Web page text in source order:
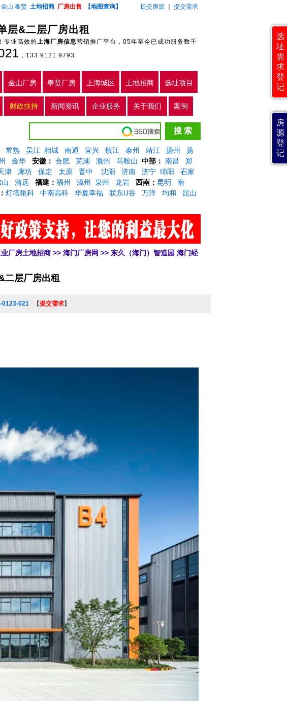
金山 奉贤 土地招商 厂房出售 【地图查询】 提交房源 提交需求
层&二层厂房出租
专业高效的上海厂房信息营销推广平台，05年至今已成功服务数千
，133 9121 9793
金山厂房 奉贤厂房 上海城区 土地招商 选址项目
财政扶持 新闻资讯 企业服务 关于我们 案例
常熟 吴江 相城 南通 宜兴 镇江 泰州 靖江 扬州
扬
金华 安徽： 合肥 芜湖 滁州 马鞍山 中部： 南昌
郑
津 廊坊 保定 太原 晋中 沈阳 济南 济宁 绵阳
石家
清远 福建： 福州 漳州 泉州 龙岩 西南： 昆明
南
灯塔瓴科 中南高科 华夏幸福 联东U谷 万洋 均和
昆山
厂房土地招商 >> 海门厂房网 >> 东久（海门）智造园 海门经
二层厂房出租
0123-021 【提交需求】
选
址
需
求
登
记
房
源
登
记